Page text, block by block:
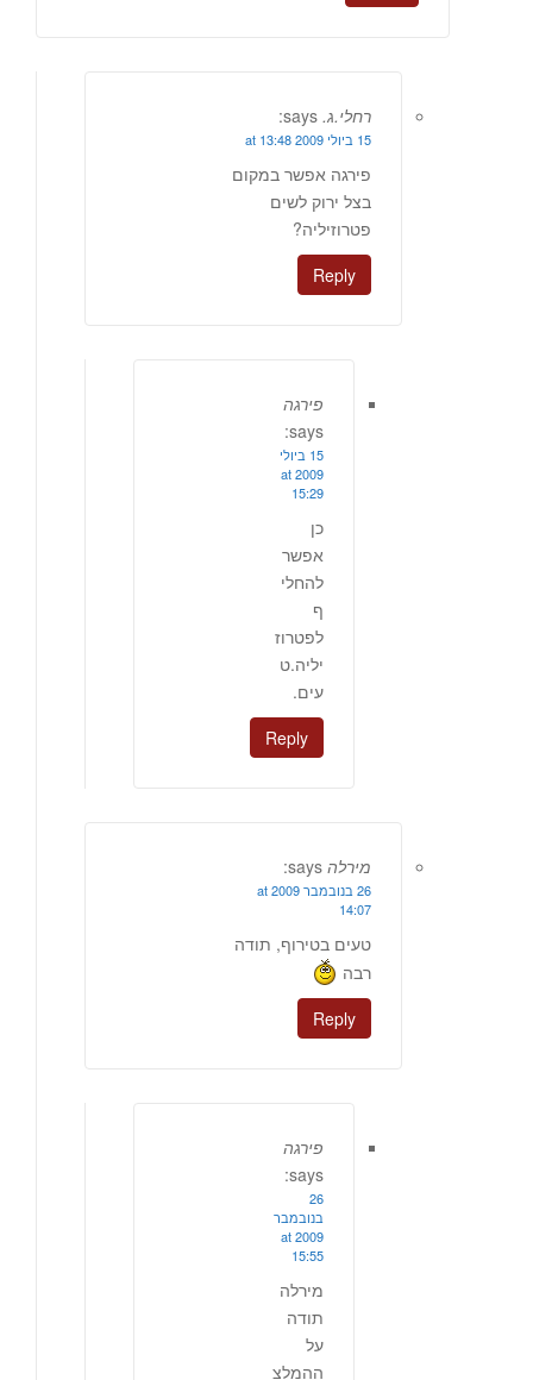
רחלי.ג. says:
15 ביולי 2009 at 13:48
פירגה אפשר במקום
בצל ירוק לשים
פטרוזיליה?
Reply
פירגה
says:
15 ביולי
2009 at
15:29
כן
אפשר
להחלי
ף
לפטרוז
יליה.ט
עים.
Reply
מירלה says:
26 בנובמבר 2009 at
14:07
טעים בטירוף, תודה
רבה
Reply
פירגה
says:
26
בנובמבר
2009 at
15:55
מירלה
תודה
על
ההמלצ